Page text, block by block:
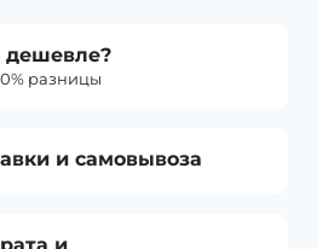
разницы
и самовывоза